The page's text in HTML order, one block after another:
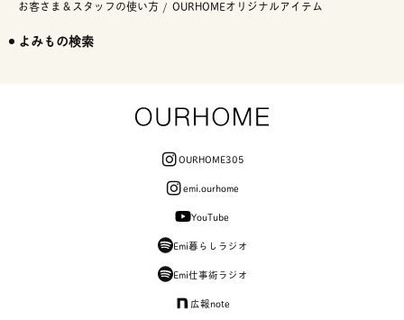
お客さま＆スタッフの使い方 OURHOMEオリジナルアイテム
よみもの検索
OURHOME305
emi.ourhome
YouTube
Emi暮らしラジオ
Emi仕事術ラジオ
広報note